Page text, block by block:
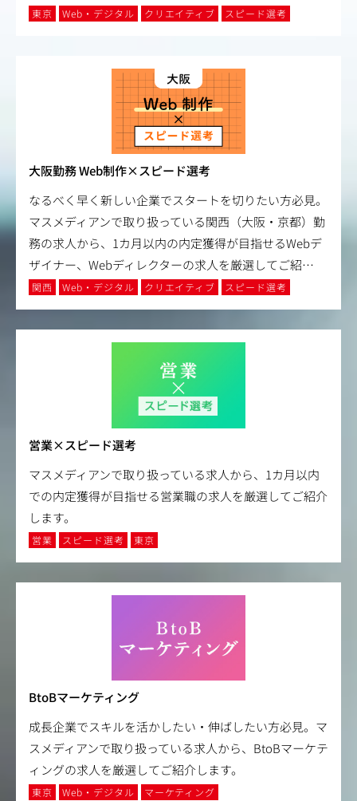
東京 Web・デジタル クリエイティブ スピード選考
大阪勤務 Web制作×スピード選考
なるべく早く新しい企業でスタートを切りたい方必見。
マスメディアンで取り扱っている関西（大阪・京都）勤
務の求人から、1カ月以内の内定獲得が目指せるWebデ
ザイナー、Webディレクターの求人を厳選してご紹…
関西 Web・デジタル クリエイティブ スピード選考
営業×スピード選考
マスメディアンで取り扱っている求人から、1カ月以内
での内定獲得が目指せる営業職の求人を厳選してご紹介
します。
営業 スピード選考 東京
BtoBマーケティング
成長企業でスキルを活かしたい・伸ばしたい方必見。マ
スメディアンで取り扱っている求人から、BtoBマーケテ
ィングの求人を厳選してご紹介します。
東京 Web・デジタル マーケティング